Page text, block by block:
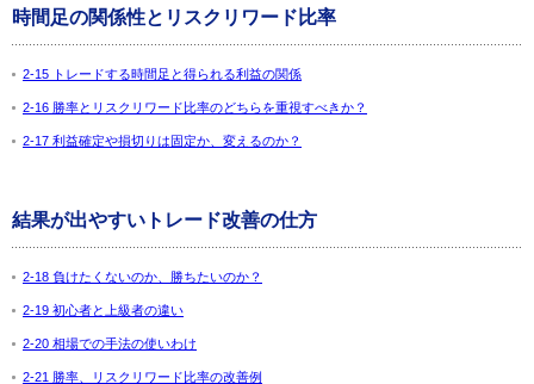
時間足の関係性とリスクリワード比率
2-15 トレードする時間足と得られる利益の関係
2-16 勝率とリスクリワード比率のどちらを重視すべきか？
2-17 利益確定や損切りは固定か、変えるのか？
結果が出やすいトレード改善の仕方
2-18 負けたくないのか、勝ちたいのか？
2-19 初心者と上級者の違い
2-20 相場での手法の使いわけ
2-21 勝率、リスクリワード比率の改善例